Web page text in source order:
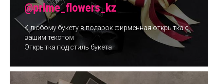
@prime_flowers_kz
К любому букету в подарок фирменная открытка с
вашим текстом
Открытка под стиль букета